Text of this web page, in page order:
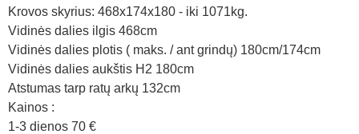
Krovos skyrius: 468x174x180 - iki 1071kg.
Vidinės dalies ilgis 468cm
Vidinės dalies plotis ( maks. / ant grindų) 180cm/174cm
Vidinės dalies aukštis H2 180cm
Atstumas tarp ratų arkų 132cm
Kainos :
1-3 dienos 70 €